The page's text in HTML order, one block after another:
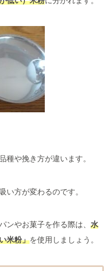
種や挽き方が違います。
い方が変わるのです。
ンやお菓子を作る際は、 水
米粉」を使用しましょう。